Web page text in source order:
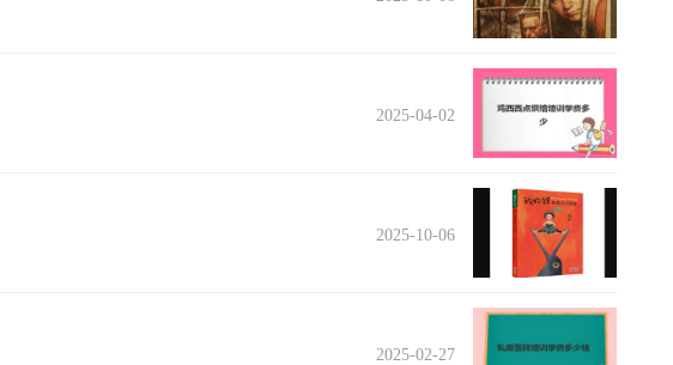
2025-04-02
2025-10-06
2025-02-27